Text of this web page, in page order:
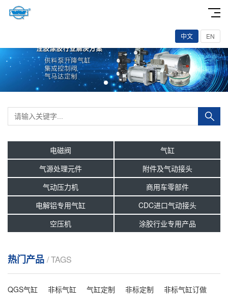
中文 EN
电磁阀
气缸
气源处理元件
附件及气动接头
气动压力机
商用车零部件
电解铝专用气缸
CDC进口气动接头
空压机
涂胶行业专用产品
热门产品 / TAGS
QGS气缸 非标气缸 气缸定制 非标定制
非标气缸订做